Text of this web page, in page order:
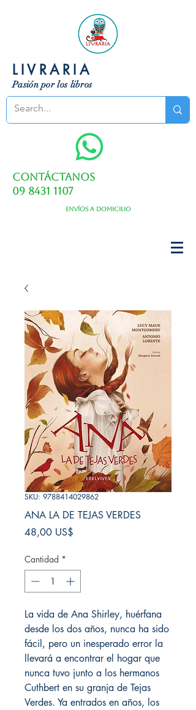
LIVRARIA
Pasión por los libros
Contáctanos
09 8431 1107
Envíos a domicilio
SKU: 9788414029862
ANA LA DE TEJAS VERDES
48,00 US$
Cantidad *
La vida de Ana Shirley, huérfana
desde los dos años, nunca ha sido
fácil, pero un inesperado error la
llevará a encontrar el hogar que
nunca tuvo junto a los hermanos
Cuthbert en su granja de Tejas
Verdes. Ya entrados en años, los